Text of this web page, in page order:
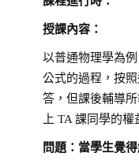
授課內容：
以普通物理學為
公式的過程，按
答，但課後輔導
上 TA 課同學的權
問題：當學生覺